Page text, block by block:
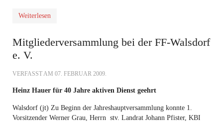
Weiterlesen
Mitgliederversammlung bei der FF-Walsdorf
e. V.
VERFASST AM 07. FEBRUAR 2009.
Heinz Hauer für 40 Jahre aktiven Dienst geehrt
Walsdorf (jt) Zu Beginn der Jahreshauptversammlung konnte 1.
Vorsitzender Werner Grau, Herrn stv. Landrat Johann Pfister, KBI